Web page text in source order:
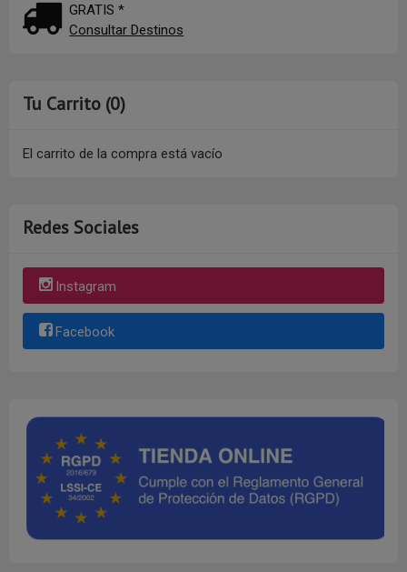
GRATIS *
Consultar Destinos
Tu Carrito (0)
El carrito de la compra está vacío
Redes Sociales
Instagram
Facebook